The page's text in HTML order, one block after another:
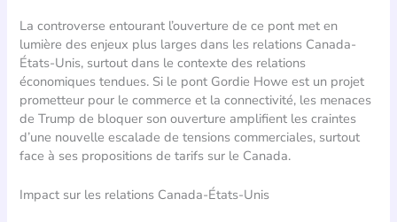
La controverse entourant l’ouverture de ce pont met en
lumière des enjeux plus larges dans les relations Canada-
États-Unis, surtout dans le contexte des relations
économiques tendues. Si le pont Gordie Howe est un projet
prometteur pour le commerce et la connectivité, les menaces
de Trump de bloquer son ouverture amplifient les craintes
d’une nouvelle escalade de tensions commerciales, surtout
face à ses propositions de tarifs sur le Canada.
Impact sur les relations Canada-États-Unis